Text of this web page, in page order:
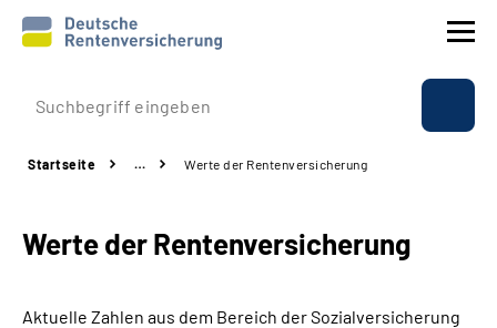
Prävention
Rente
Beratung & Kontakt
Startseite … Werte der Rentenversicherung
Werte der Rentenversicherung
Aktuelle Zahlen aus dem Bereich der Sozialversicherung